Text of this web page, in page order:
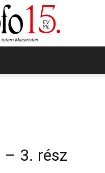
– 3. rész